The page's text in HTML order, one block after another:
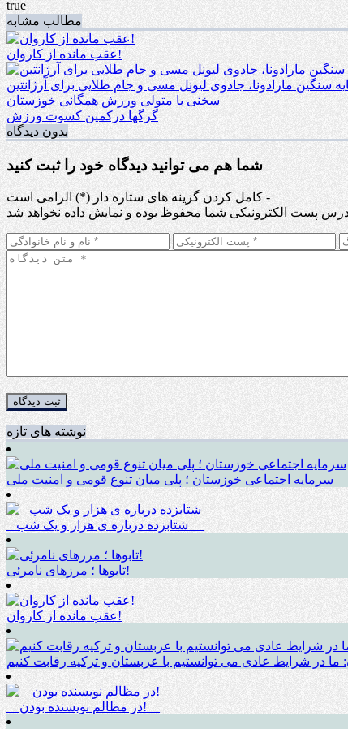
true
مطالب مشابه
عقب مانده از کاروان!
سنگین مارادونا، جادوی لیونل مسی و جام طلایی برای آرژانتین
سخنی با متولی ورزش همگانی خوزستان
گرگها درکمین کسوت ورزش
بدون دیدگاه
شما هم می توانید دیدگاه خود را ثبت کنید
کامل کردن گزینه های ستاره دار (*) الزامی است -
نوشته های تازه
سرمایه اجتماعی خوزستان ؛ پلی میان تنوع قومی و امنیت ملی
_ شتابزده درباره ی هزار و یک شب __
تابوها ؛ مرزهای نامرئی!
عقب مانده از کاروان!
ما در شرایط عادی می توانستیم با عربستان و ترکیه رقابت کنیم
__در مظالم نویسنده بودن!__